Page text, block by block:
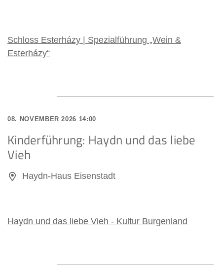
Schloss Esterházy | Spezialführung „Wein &
Esterházy“
08. NOVEMBER 2026 14:00
Kinderführung: Haydn und das liebe
Vieh
Haydn-Haus Eisenstadt
Haydn und das liebe Vieh - Kultur Burgenland